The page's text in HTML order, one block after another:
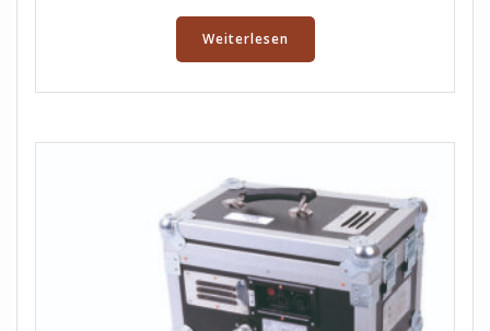
Weiterlesen